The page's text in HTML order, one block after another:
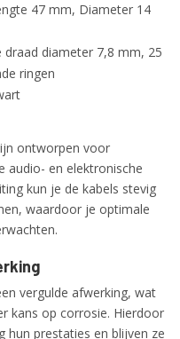
47 mm, Diameter 14
draad diameter 7,8 mm, 25
ringen
ontworpen voor
audio- en elektronische
kun je de kabels stevig
waardoor je optimale
vergulde afwerking, wat
kans op corrosie. Hierdoor
hun prestaties en blijven ze